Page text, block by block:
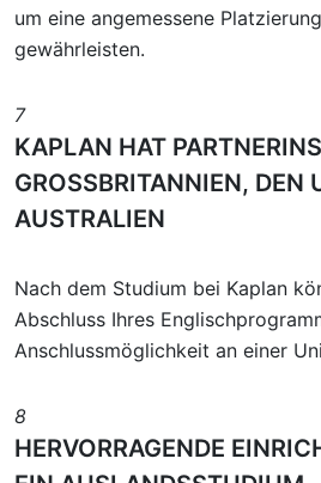
um eine angemessene
gewährleisten.
7
KAPLAN HAT
GROSSBRITANNIEN, DEN
AUSTRALIEN
Nach dem Studium bei Kaplan
Abschluss Ihres
Anschlussmöglichkeit an einer
8
HERVORRAGENDE